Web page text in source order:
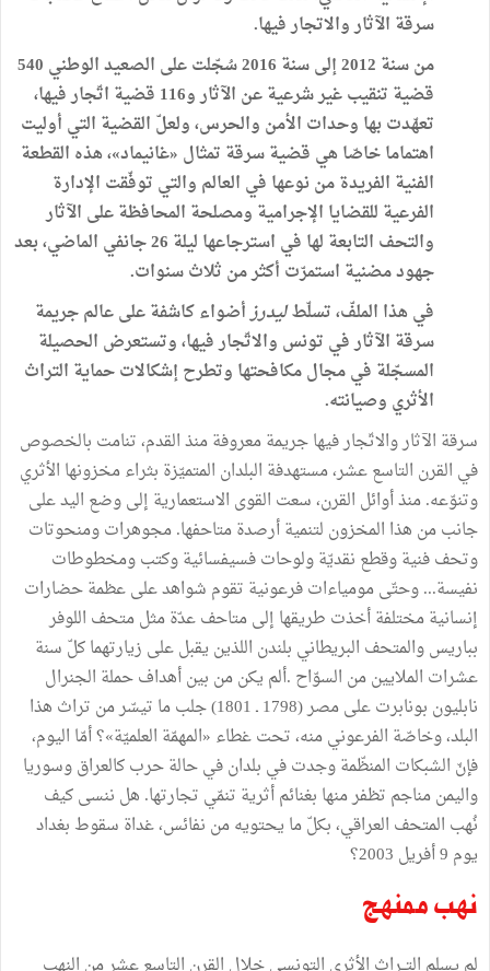
سرقة الآثاروالاتجارفيها.
منسنة 2012إلىسنة 2016سُجّلتعلى الصعيدالوطني 540
قضية تنقيبغيرشرعيةعن الآثارو116 قضية اتّجارفيها،
تعهّدت بها وحدات الأمن والحرس،ولعلّ القضية التي أوليت
اهتماماخاصّا هي قضيةسرقة تمثال «غانيماد»، هذه القطعة
الفنية الفريدةمن نوعها في العالم والتي توفّقت الإدارة
الفرعية للقضايا الإجرامية ومصلحة المحافظةعلى الآثار
والتحف التابعة لها في استرجاعها ليلة 26جانفي الماضي،بعد
جهودمضنية استمرّت أكثرمن ثلاثسنوات.
في هذا الملفّ،تسلّطليدرزأضواءكاشفةعلىعالمجريمة
سرقة الآثارفي تونس والاتّجارفيها،وتستعرض الحصيلة
المسجّلة فيمجالمكافحتها وتطرحإشكالاتحماية التراث
الأثري وصيانته.
سرقة الآثاروالاتّجارفيهاجريمةمعروفةمنذالقدم،تنامت بالخصوص
في القرن التاسععشر،مستهدفة البلدان المتميّزة بثراءمخزونها الأثري
وتنوّعه.منذأوائل القرن،سعت القوى الاستعمارية إلىوضع اليدعلى
جانبمن هذا المخزون لتنميةأرصدةمتاحفها.مجوهراتومنحوتات
وتحففنيةوقطع نقديّةولوحاتفسيفسائيةوكتبومخطوطات
نفيسة...وحتّىمومياءاتفرعونية تقوم شواهدعلىعظمةحضارات
إنسانيةمختلفةأخذت طريقها إلىمتاحفعدّةمثلمتحف اللوفر
بباريسوالمتحف البريطاني بلندن اللذين يقبلعلى زيارتهماكلّ سنة
عشرات الملايينمن السوّاح .ألم يكنمن بينأهدافحملة الجنرال
نابليون بونابرتعلىمصر(
1798ـ1801
)جلبما تيسّرمن تراث هذا
البلد،وخاصّة الفرعونيمنه،تحتغطاء «المهمّة العلميّة»؟أمّا اليوم،
فإنّ الشبكات المنظّمةوجدتفي بلدانفيحالةحربكالعراقوسوريا
واليمنمناجم تظفرمنها بغنائمأثرية تنمّي تجارتها. هل ننسىكيف
نُهب المتحف العراقي،بكلّما يحتويهمن نفائس،غداة سقوط بغداد
يوم 9أفريل 2003؟
نهب ممنهج